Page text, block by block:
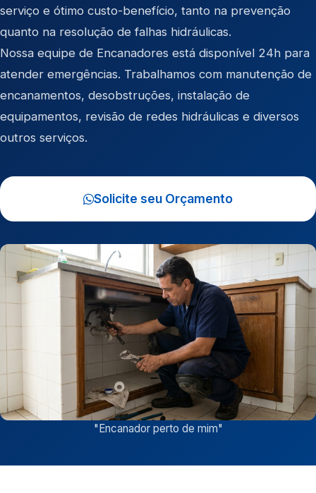
serviço e ótimo custo-benefício, tanto na prevenção
quanto na resolução de falhas hidráulicas.
Nossa equipe de Encanadores está disponível 24h para
atender emergências. Trabalhamos com manutenção de
encanamentos, desobstruções, instalação de
equipamentos, revisão de redes hidráulicas e diversos
outros serviços.
Solicite seu Orçamento
"Encanador perto de mim"